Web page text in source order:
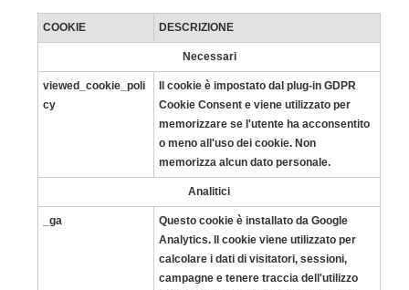
COOKIE DESCRIZIONE
Necessari
viewed_cookie_poli
cy
Il cookie è impostato dal plug-in GDPR
Cookie Consent e viene utilizzato per
memorizzare se l'utente ha acconsentito
o meno all'uso dei cookie. Non
memorizza alcun dato personale.
Analitici
_ga
Questo cookie è installato da Google
Analytics. Il cookie viene utilizzato per
calcolare i dati di visitatori, sessioni,
campagne e tenere traccia dell'utilizzo